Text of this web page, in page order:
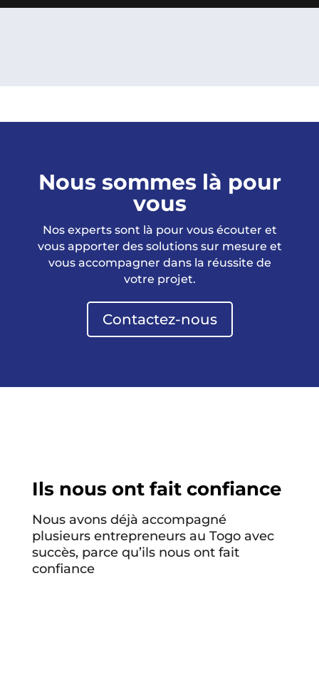
Nous sommes là pour
vous
Nos experts sont là pour vous écouter et
vous apporter des solutions sur mesure et
vous accompagner dans la réussite de
votre projet.
Contactez-nous
Ils nous ont fait confiance
Nous avons déjà accompagné
plusieurs entrepreneurs au Togo avec
succès, parce qu’ils nous ont fait
confiance